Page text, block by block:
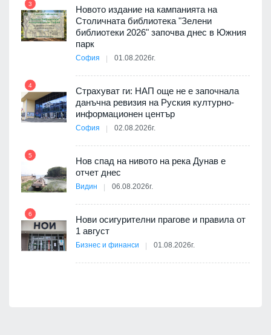
3
Новото издание на кампанията на
Столичната библиотека "Зелени
библиотеки 2026" започва днес в Южния
парк
София 01.08.2026г.
4
Страхуват ги: НАП още не е започнала
данъчна ревизия на Руския културно-
информационен център
София 02.08.2026г.
5
Нов спад на нивото на река Дунав е
отчет днес
Видин 06.08.2026г.
6
Нови осигурителни прагове и правила от
1 август
Бизнес и финанси 01.08.2026г.